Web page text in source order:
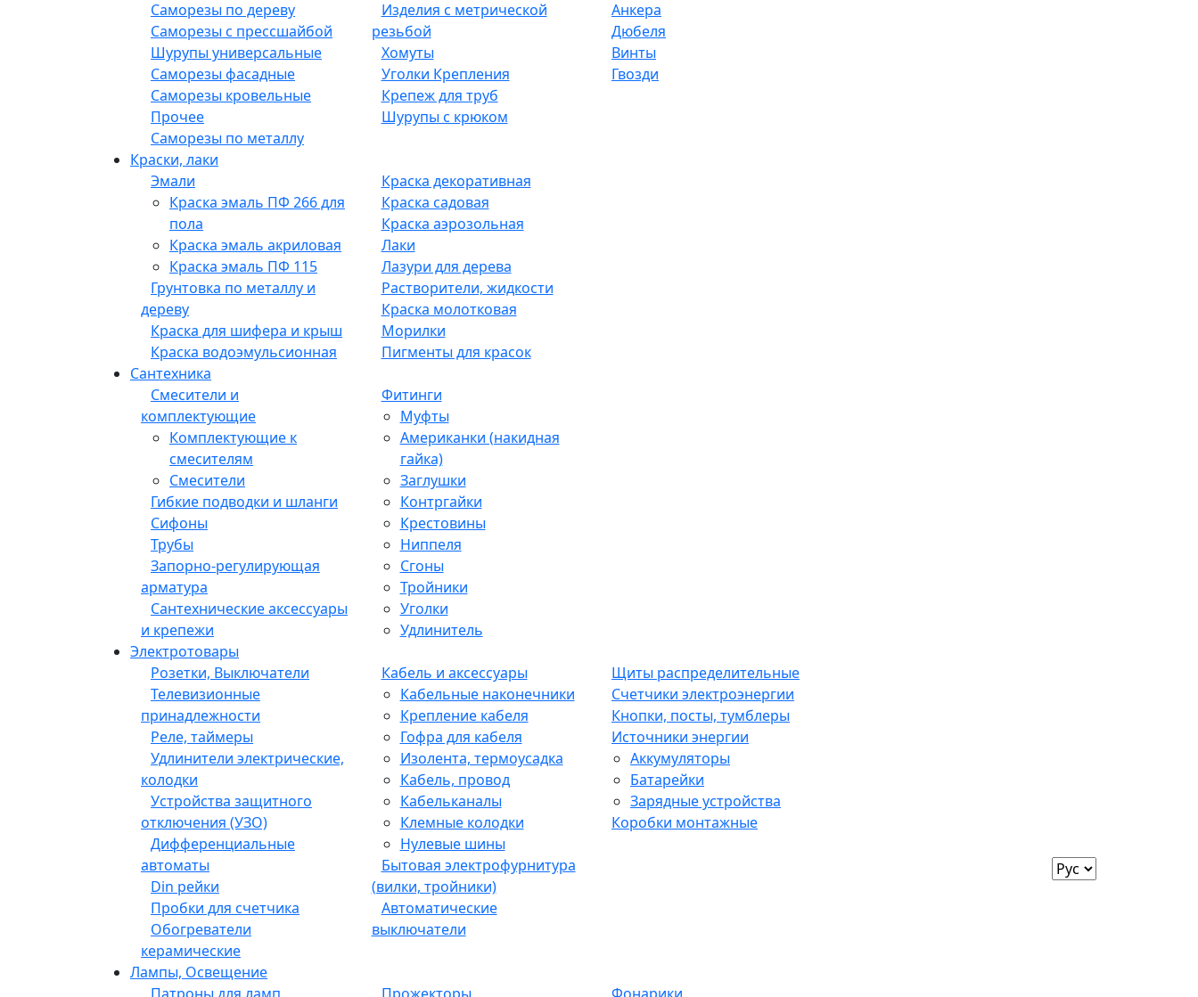
Саморезы по дереву
Саморезы с прессшайбой
Шурупы универсальные
Саморезы фасадные
Саморезы кровельные
Прочее
Саморезы по металлу
Изделия с метрической
резьбой
Хомуты
Уголки Крепления
Крепеж для труб
Шурупы с крюком
Анкера
Дюбеля
Винты
Гвозди
Краски, лаки
Эмали
Краска эмаль ПФ 266 для
пола
Краска эмаль акриловая
Краска эмаль ПФ 115
Грунтовка по металлу и
дереву
Краска для шифера и крыш
Краска водоэмульсионная
Краска декоративная
Краска садовая
Краска аэрозольная
Лаки
Лазури для дерева
Растворители, жидкости
Краска молотковая
Морилки
Пигменты для красок
Сантехника
Смесители и
комплектующие
Комплектующие к
смесителям
Смесители
Гибкие подводки и шланги
Сифоны
Трубы
Запорно-регулирующая
арматура
Сантехнические аксессуары
и крепежи
Фитинги
Муфты
Американки (накидная
гайка)
Заглушки
Контргайки
Крестовины
Ниппеля
Сгоны
Тройники
Уголки
Удлинитель
Электротовары
Розетки, Выключатели
Телевизионные
принадлежности
Реле, таймеры
Удлинители электрические,
колодки
Устройства защитного
отключения (УЗО)
Дифференциальные
автоматы
Din рейки
Пробки для счетчика
Обогреватели
керамические
Кабель и аксессуары
Кабельные наконечники
Крепление кабеля
Гофра для кабеля
Изолента, термоусадка
Кабель, провод
Кабельканалы
Клемные колодки
Нулевые шины
Бытовая электрофурнитура
(вилки, тройники)
Автоматические
выключатели
Щиты распределительные
Счетчики электроэнергии
Кнопки, посты, тумблеры
Источники энергии
Аккумуляторы
Батарейки
Зарядные устройства
Коробки монтажные
Лампы, Освещение